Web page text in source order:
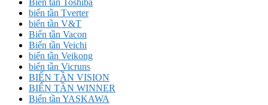
Biến tần Toshiba
biến tần Tverter
biến tần V&T
Biến tần Vacon
Biến tần Veichi
biến tần Veikong
biến tần Vicruns
BIẾN TẦN VISION
BIẾN TẦN WINNER
Biến tần YASKAWA